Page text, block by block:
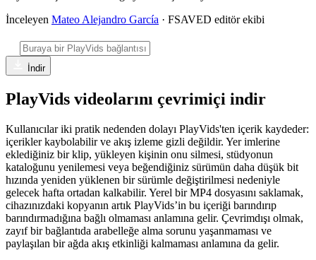
İnceleyen Mateo Alejandro García · FSAVED editör ekibi
İndir
PlayVids videolarını çevrimiçi indir
Kullanıcılar iki pratik nedenden dolayı PlayVids'ten içerik kaydeder:
içerikler kaybolabilir ve akış izleme gizli değildir. Yer imlerine
eklediğiniz bir klip, yükleyen kişinin onu silmesi, stüdyonun
kataloğunu yenilemesi veya beğendiğiniz sürümün daha düşük bit
hızında yeniden yüklenen bir sürümle değiştirilmesi nedeniyle
gelecek hafta ortadan kalkabilir. Yerel bir MP4 dosyasını saklamak,
cihazınızdaki kopyanın artık PlayVids’in bu içeriği barındırıp
barındırmadığına bağlı olmaması anlamına gelir. Çevrimdışı olmak,
zayıf bir bağlantıda arabelleğe alma sorunu yaşanmaması ve
paylaşılan bir ağda akış etkinliği kalmaması anlamına da gelir.